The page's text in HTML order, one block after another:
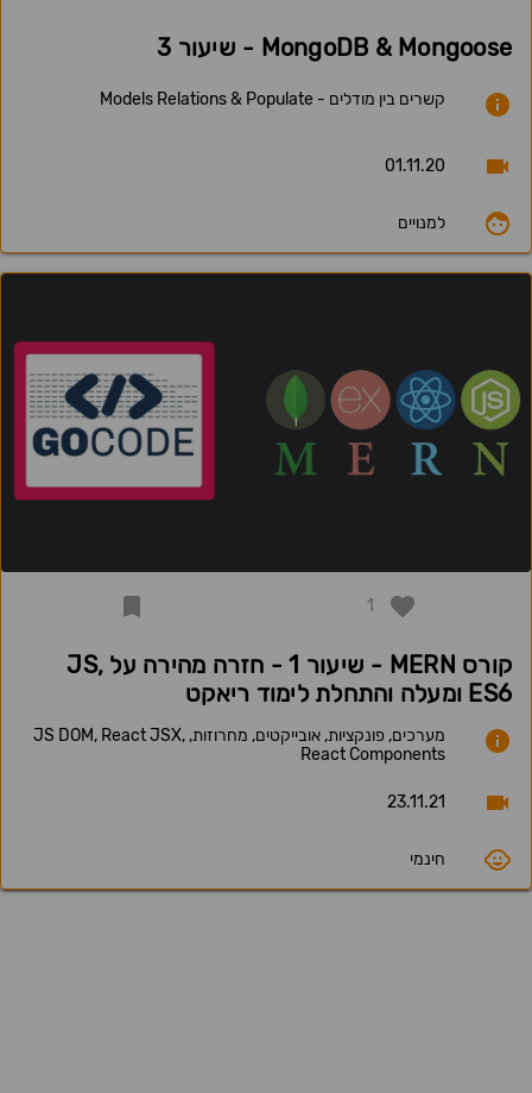
MongoDB & Mongoose - שיעור 3
קשרים בין מודלים - Models Relations & Populate
01.11.20
למנויים
1
קורס MERN - שיעור 1 - חזרה מהירה על JS,
ES6 ומעלה והתחלת לימוד ריאקט
מערכים, פונקציות, אובייקטים, מחרוזות, JS DOM, React JSX,
React Components
23.11.21
חינמי